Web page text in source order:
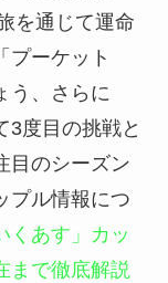
を通じて運命
プーケット
う、さらに
3度目の挑戦と
目のシーズン
プル情報につ
くあす」カッ
まで徹底解説